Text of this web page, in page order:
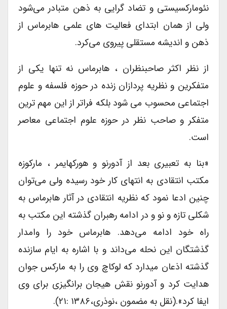
نئومارکسیستی و تضاد گرایی به ذهن متبادر می‌شود
ولی از همان ابتدای فعالیت های علمی هابرماس از
ذهن و اندیشه مستقلی پیروی می‌کرد.
از نظر اکثر صاحبنظران ، هابرماس نه تنها یکی از
متفکرین و نظریه پردازان زنده در حوزه فلسفه و علوم
اجتماعی محسوب می شود بلکه فراتر از این مهم ترین
متفکر و صاحب نظر در حوزه علوم اجتماعی معاصر
است.
«بنا به تعبیری بعد از آدورنو و هورکهایمر ، مارکوزه
مکتب انتقادی به انتهای کار خود رسیده ولی می‌توان
چنین ادعا نمود که نظریه انتقادی در آثار هابرماس به
شکلی تازه و نو و در ادامه رهبران گذشته این مکتب به
راه خود ادامه می‌دهد. هابرماس خود را وامدار
گذشتگان این نحله می‌داند و با اشاره به ایام سازنده
گذشته اذعان میدارد که لوکاچ وی را به مارکس جوان
هدایت کرد و آدورنو نقش هیجان برانگیزی برای وی
ایفا کرد».(نقل به مضمون ،نوذری،۱۳۸۶ :۲۱).